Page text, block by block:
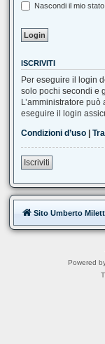
Nascondi il mio
ISCRIVITI
Per eseguire il login
solo pochi secondi e
L’amministratore
eseguire il login
Condizioni d’uso |
Iscriviti
Sito Umberto
Powered